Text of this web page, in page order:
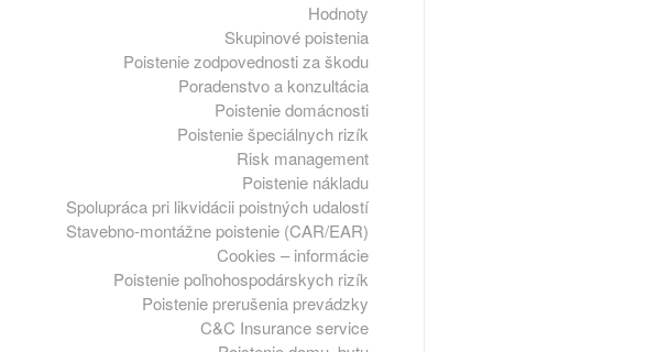
Hodnoty
Skupinové poistenia
Poistenie zodpovednosti za škodu
Poradenstvo a konzultácia
Poistenie domácnosti
Poistenie špeciálnych rizík
Risk management
Poistenie nákladu
Spolupráca pri likvidácii poistných udalostí
Stavebno-montážne poistenie (CAR/EAR)
Cookies – informácie
Poistenie poľnohospodárskych rizík
Poistenie prerušenia prevádzky
C&C Insurance service